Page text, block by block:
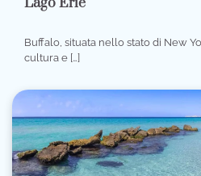
Buffalo, situata nello stato di New
cultura e […]